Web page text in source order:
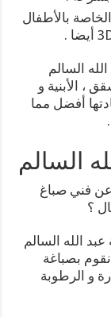
بالأطفال
السالم
، الأبنية و
أفضل مما
السالم
فني صباغ
؟
الله السالم
نقوم بصباغة
و الرطوبة